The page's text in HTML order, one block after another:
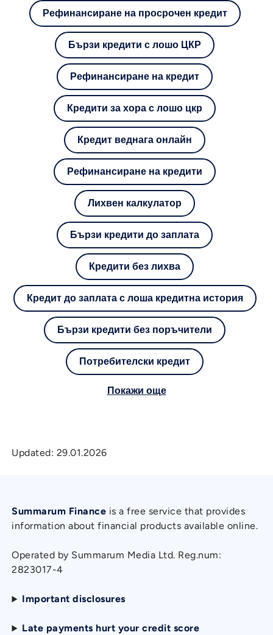
Рефинансиране на просрочен кредит
Бързи кредити с лошо ЦКР
Рефинансиране на кредит
Кредити за хора с лошо цкр
Кредит веднага онлайн
Рефинансиране на кредити
Лихвен калкулатор
Бързи кредити до заплата
Кредити без лихва
Кредит до заплата с лоша кредитна история
Бързи кредити без поръчители
Потребителски кредит
Покажи още
Updated: 29.01.2026
Summarum Finance is a free service that provides
information about financial products available online.
Operated by Summarum Media Ltd. Reg.num:
2823017-4
Important disclosures
Late payments hurt your credit score